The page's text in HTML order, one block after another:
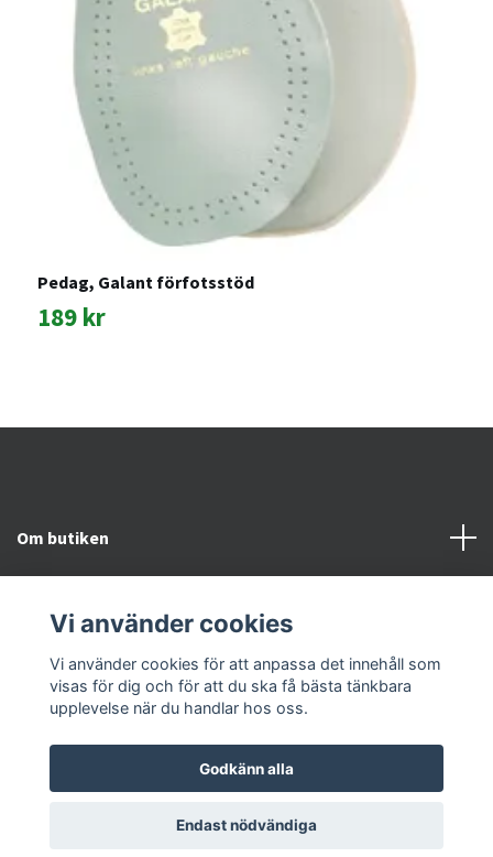
Pedag, Galant förfotsstöd
189 kr
Om butiken
Snabblänkar
© 2026 Kroppsvitalitet & Fotvitalitet
Vi använder cookies
Vi använder cookies för att anpassa det innehåll som
visas för dig och för att du ska få bästa tänkbara
upplevelse när du handlar hos oss.
Godkänn alla
Endast nödvändiga